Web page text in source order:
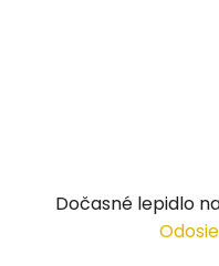
Dočasné lepidlo